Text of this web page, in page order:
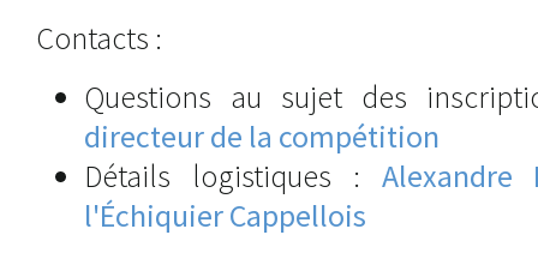
Contacts :
Questions au sujet des
directeur de la compétition
Détails logistiques :
l'Échiquier Cappellois